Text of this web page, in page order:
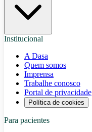
Institucional
A Dasa
Quem somos
Imprensa
Trabalhe conosco
Portal de privacidade
Política de cookies
Para pacientes